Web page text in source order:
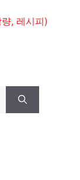
, 레시피)